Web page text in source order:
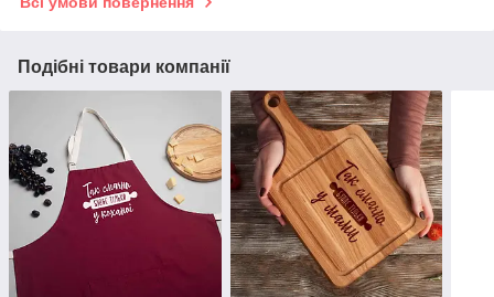
Подібні товари компанії